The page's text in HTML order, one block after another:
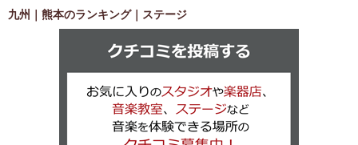
九州｜熊本のランキング｜ステージ